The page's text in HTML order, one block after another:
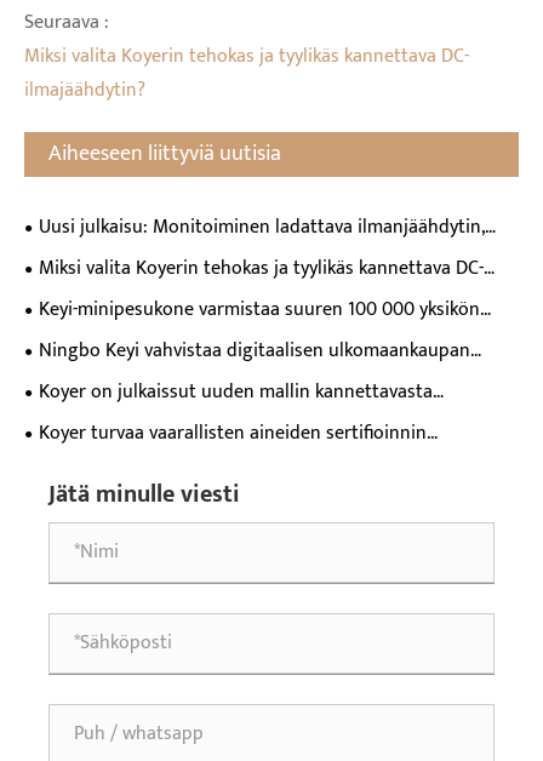
Seuraava :
Miksi valita Koyerin tehokas ja tyylikäs kannettava DC-
ilmajäähdytin?
Aiheeseen liittyviä uutisia
Uusi julkaisu: Monitoiminen ladattava ilmanjäähdytin,
jossa on kolme virtalähdevaihtoehtoa monipuolisiin
Miksi valita Koyerin tehokas ja tyylikäs kannettava DC-
ilmajäähdytin?
Keyi-minipesukone varmistaa suuren 100 000 yksikön
tilauksen Euroopassa
Ningbo Keyi vahvistaa digitaalisen ulkomaankaupan
kilpailukykyä ongelmakeskustelun avulla
Koyer on julkaissut uuden mallin kannettavasta
ilmanjäähdyttimestä, jossa on ensiluokkainen kokoonpano,
jossa on lasikansi ja värillinen näyttö
Koyer turvaa vaarallisten aineiden sertifioinnin
maailmanlaajuisen vaatimustenmukaisuuden ulkomailla
Jätä minulle viesti